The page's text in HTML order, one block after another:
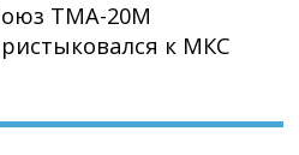
ТМА-20М
к МКС